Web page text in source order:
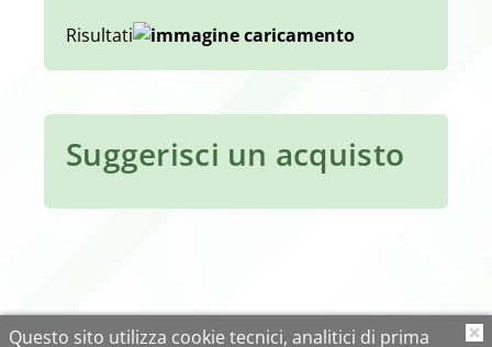
Risultati
Suggerisci un acquisto
Questo sito utilizza cookie tecnici, analitici di prima